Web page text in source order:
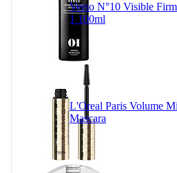
Verso N°10 Visible
1 100ml
L'Oreal Paris Volume
Mascara